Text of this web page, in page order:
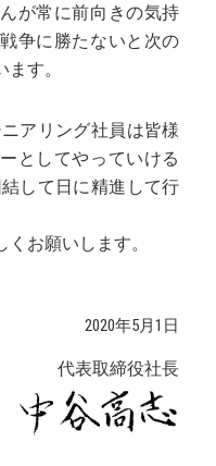
が常に前向きの気持
争に勝たないと次の
す。
アリング社員は皆様
としてやっていける
して日に精進して行
お願いします。
2020年5月1日
代表取締役社長